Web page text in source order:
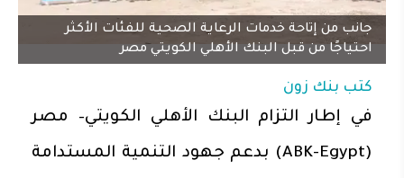
جانب من إتاحة خدمات الرعاية الصحية للفئات الأكثر
احتياجًا من قبل البنك الأهلي الكويتي مصر
كتب بنك زون
في إطار التزام البنك الأهلي الكويتي– مصر
(ABK-Egypt) بدعم جهود التنمية المستدامة